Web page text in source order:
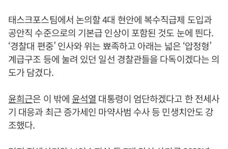
태스크포스팀에서 논의할 4대 현안에 복수직급제 도입과
공안직 수준으로의 기본급 인상이 포함된 것도 눈에 띈다.
‘경찰대 편중’ 인사와 위는 뾰족하고 아래는 넓은 ‘압정형’
계급구조 등에 눌려 있던 일선 경찰관들을 다독이겠다는 의
도가 담겼다.
윤희근은 이 밖에 윤석열 대통령이 엄단하겠다고 한 전세사
기 대응과 최근 증가세인 마약사범 수사 등 민생치안도 강
조했다.